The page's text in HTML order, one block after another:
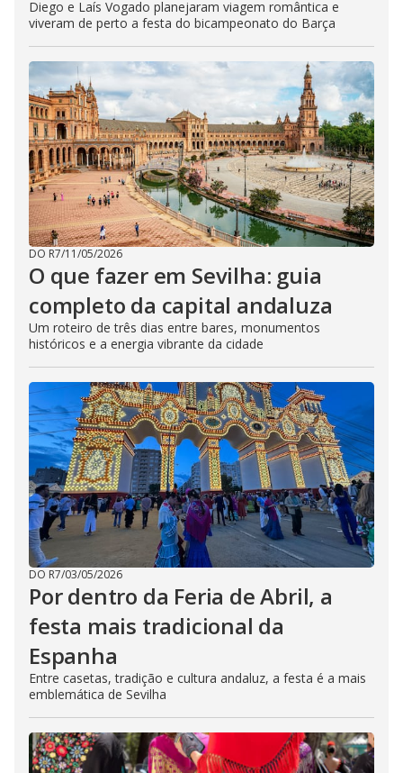
Diego e Laís Vogado planejaram viagem romântica e
viveram de perto a festa do bicampeonato do Barça
DO R7/11/05/2026
O que fazer em Sevilha: guia
completo da capital andaluza
Um roteiro de três dias entre bares, monumentos
históricos e a energia vibrante da cidade
DO R7/03/05/2026
Por dentro da Feria de Abril, a
festa mais tradicional da
Espanha
Entre casetas, tradição e cultura andaluz, a festa é a mais
emblemática de Sevilha